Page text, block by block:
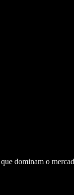
dominam o